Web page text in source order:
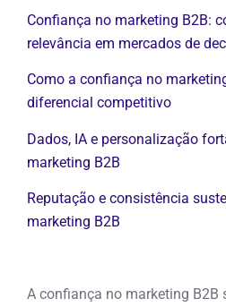
Confiança no marketing B2B:
relevância em mercados de
Como a confiança no
diferencial competitivo
Dados, IA e personalização
marketing B2B
Reputação e consistência
marketing B2B
A confiança no marketing B2B